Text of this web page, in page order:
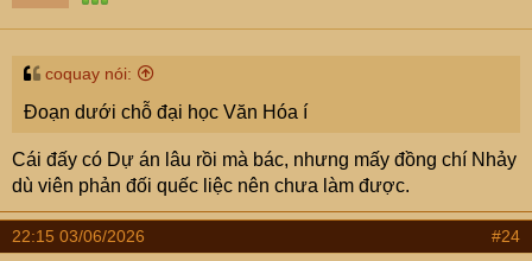
n
s
coquay nói:
Đoạn dưới chỗ đại học Văn Hóa í
Cái đấy có Dự án lâu rồi mà bác, nhưng mấy đồng chí Nhảy
dù viên phản đối quếc liệc nên chưa làm được.
22:15 03/06/2026 #24